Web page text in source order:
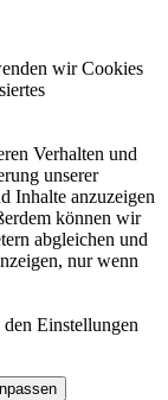
wir Cookies
Verhalten und
unserer
Inhalte anzuzeigen
können wir
abgleichen und
nur wenn
Einstellungen